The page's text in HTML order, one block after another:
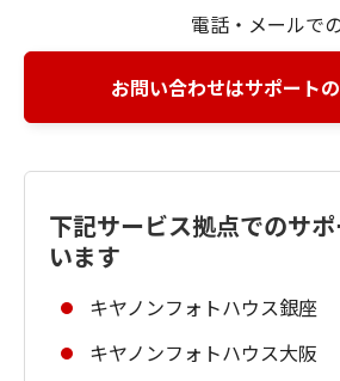
電話・メールで
お問い合わせはサポート
下記サービス拠点でのサ
います
キヤノンフォトハウス銀座
キヤノンフォトハウス大阪